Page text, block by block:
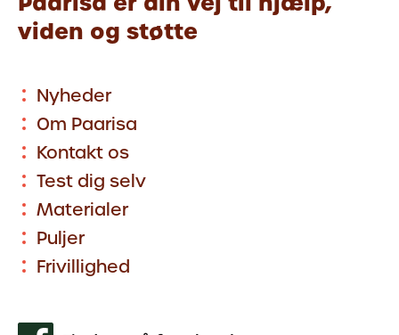
viden og støtte
Nyheder
Om Paarisa
Kontakt os
Test dig selv
Materialer
Puljer
Frivillighed